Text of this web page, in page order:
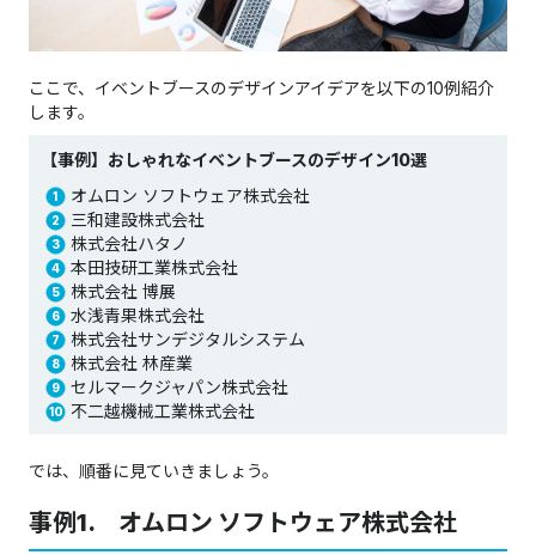
ここで、イベントブースのデザインアイデアを以下の10例紹介
します。
【事例】おしゃれなイベントブースのデザイン10選
オムロン ソフトウェア株式会社
三和建設株式会社
株式会社ハタノ
本田技研工業株式会社
株式会社 博展
水浅青果株式会社
株式会社サンデジタルシステム
株式会社 林産業
セルマークジャパン株式会社
不二越機械工業株式会社
では、順番に見ていきましょう。
事例1. オムロン ソフトウェア株式会社